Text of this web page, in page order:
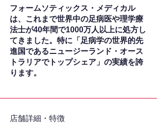
フォームソティックス・メディカル
は、これまで世界中の足病医や理学療
法士が40年間で1000万人以上に処方し
てきました。特に「足病学の世界的先
進国であるニュージーランド・オース
トラリアでトップシェア」の実績を誇
ります。
​店舗詳細・特徴